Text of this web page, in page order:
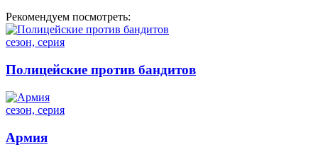
Рекомендуем посмотреть:
сезон, серия
Полицейские против бандитов
сезон, серия
Армия